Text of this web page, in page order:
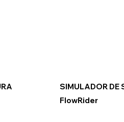
SIMULADOR DE
FlowRider